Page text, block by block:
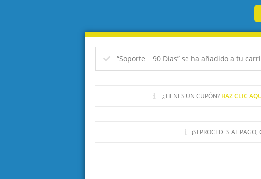
“Soporte | 90 Días” se ha añadido a tu
¿TIENES UN CUPÓN? HAZ CLIC
¡SI PROCEDES AL PAGO,
Cuando vi
pagando